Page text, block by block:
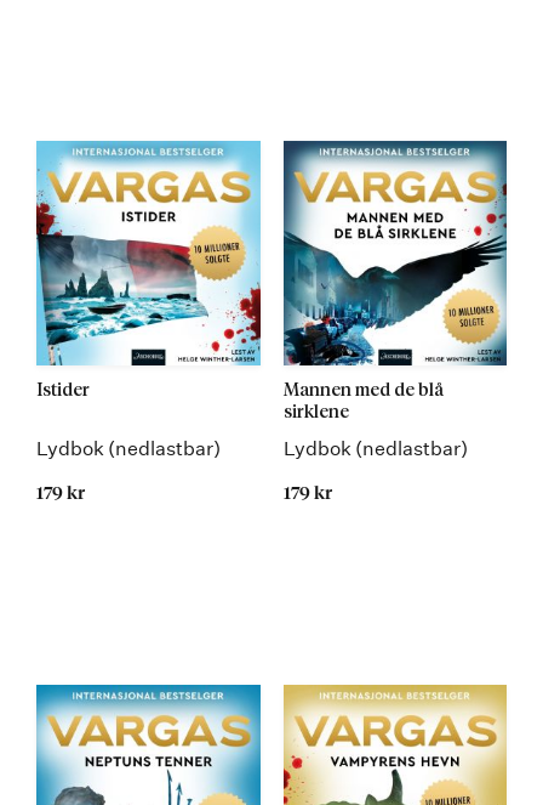
Istider
Lydbok (nedlastbar)
179 kr
Mannen med de blå
sirklene
Lydbok (nedlastbar)
179 kr